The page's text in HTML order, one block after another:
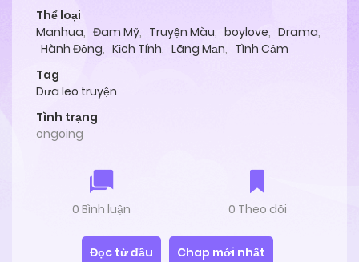
Thể loại
Manhua, Đam Mỹ, Truyện Màu, boylove, Drama,
Hành Động, Kịch Tính, Lãng Mạn, Tình Cảm
Tag
Dưa leo truyện
Tình trạng
ongoing
0 Bình luận 0 Theo dõi
Đọc từ đầu Chap mới nhất